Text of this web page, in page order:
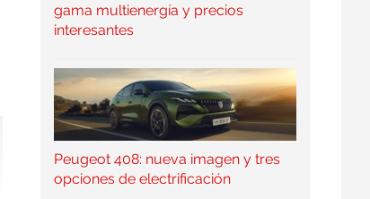
gama multienergía y precios
interesantes
Peugeot 408: nueva imagen y tres
opciones de electrificación